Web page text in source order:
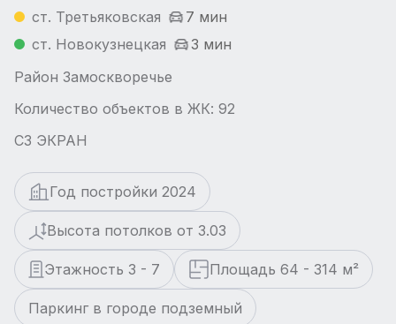
ст. Третьяковская
7 мин
ст. Новокузнецкая
3 мин
Район Замоскворечье
Количество объектов в ЖК: 92
СЗ ЭКРАН
Год постройки 2024
Высота потолков от 3.03
Этажность 3 - 7 Площадь 64 - 314 м²
Паркинг в городе подземный